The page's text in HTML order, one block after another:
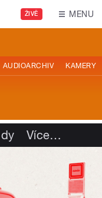
ŽIVĚ MENU
AUDIOARCHIV KAMERY
Více…